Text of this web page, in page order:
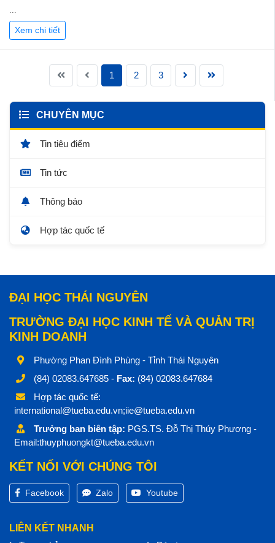
...
Xem chi tiết
1 2 3
CHUYÊN MỤC
Tin tiêu điểm
Tin tức
Thông báo
Hợp tác quốc tế
ĐẠI HỌC THÁI NGUYÊN
TRƯỜNG ĐẠI HỌC KINH TẾ VÀ QUẢN TRỊ
KINH DOANH
Phường Phan Đình Phùng - Tỉnh Thái Nguyên
(84) 02083.647685 - Fax: (84) 02083.647684
Hợp tác quốc tế:
international@tueba.edu.vn;iie@tueba.edu.vn
Trưởng ban biên tập: PGS.TS. Đỗ Thị Thúy Phương -
Email:thuyphuongkt@tueba.edu.vn
KẾT NỐI VỚI CHÚNG TÔI
Facebook Zalo Youtube
LIÊN KẾT NHANH